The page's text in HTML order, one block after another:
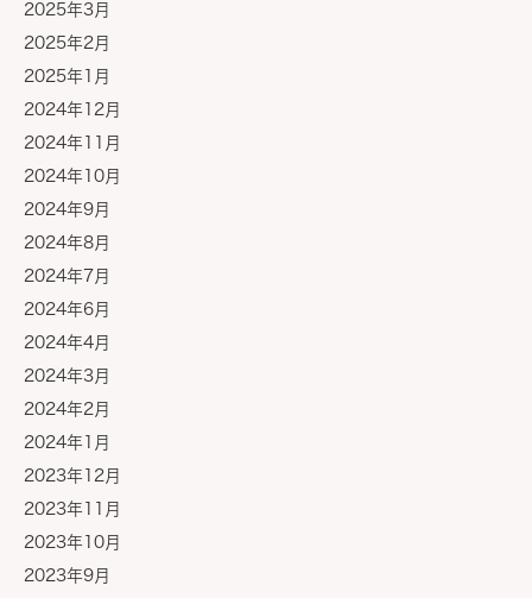
2025年3月
2025年2月
2025年1月
2024年12月
2024年11月
2024年10月
2024年9月
2024年8月
2024年7月
2024年6月
2024年4月
2024年3月
2024年2月
2024年1月
2023年12月
2023年11月
2023年10月
2023年9月